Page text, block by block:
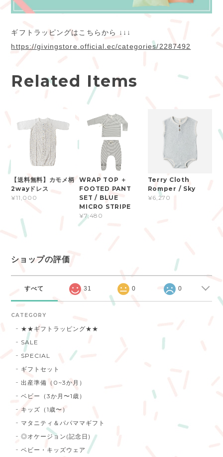
ギフトラッピングはこちらから ↓↓↓
https://givingstore.official.ec/categories/2287492
Related Items
【送料無料】カモメ柄
2wayドレス
¥11,000
WRAP TOP ＋
FOOTED PANT
SET / BLUE
MICRO STRIPE
¥7,480
Terry Cloth
Romper / Sky
¥6,270
ショップの評価
すべて 31 0 0
CATEGORY
★★ギフトラッピング★★
SALE
SPECIAL
ギフトセット
出産準備（0~3か月）
ベビー（3か月〜1歳）
キッズ（1歳〜）
マタニティ＆パパママギフト
◎オケージョン(記念日)
ベビー・キッズウェア